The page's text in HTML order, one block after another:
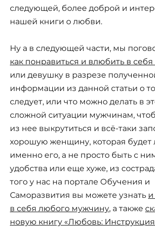
следующей, более доброй и
нашей книги о любви.
Ну а в следующей части, мы
как понравиться и влюбить в
или девушку в разрезе
информации из данной статьи о
следует, или что можно делать в
сложной ситуации мужчинам,
из нее выкрутиться и всё-таки
хорошую женщину, которая будет
именно его, а не просто быть с
удобства или еще хуже, из
того у нас на портале Обучения и
Саморазвития вы можете узнать и
в себя любого мужчину, а также
новую книгу «Любовь: